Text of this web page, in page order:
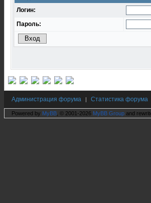
Логин:
Пароль:
Администрация форума | Статистика форума
Powered by MyBB , © 2001-2026 MyBB Group and